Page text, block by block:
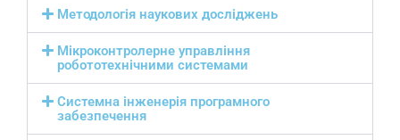
Методологія наукових досліджень
Мікроконтролерне управління
робототехнічними системами
Системна інженерія програмного
забезпечення